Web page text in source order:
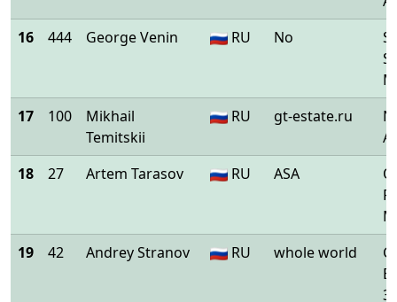
16
444 George Venin RU No
17
100
Mikhail
Temitskii
RU gt-estate.ru
18
27 Artem Tarasov RU ASA
19
42 Andrey Stranov RU whole world
3